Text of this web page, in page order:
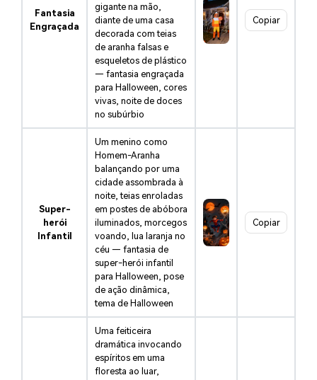
Fantasia
Engraçada
gigante na mão,
diante de uma casa
decorada com teias
de aranha falsas e
esqueletos de plástico
— fantasia engraçada
para Halloween, cores
vivas, noite de doces
no subúrbio
Copiar
Super-
herói
Infantil
Um menino como
Homem-Aranha
balançando por uma
cidade assombrada à
noite, teias enroladas
em postes de abóbora
iluminados, morcegos
voando, lua laranja no
céu — fantasia de
super-herói infantil
para Halloween, pose
de ação dinâmica,
tema de Halloween
Copiar
Uma feiticeira
dramática invocando
espíritos em uma
floresta ao luar,